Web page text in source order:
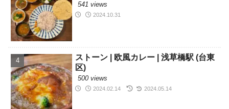
541 views
2024.10.31
ストーン | 欧風カレー | 浅草橋駅 (台東
区)
500 views
2024.02.14 2024.05.14